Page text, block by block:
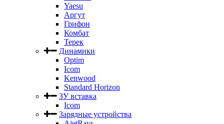
Yaesu
Аргут
Грифон
Комбат
Терек
Динамики
Optim
Icom
Kenwood
Standard Horizon
ЗУ вставка
Icom
Зарядные устройства